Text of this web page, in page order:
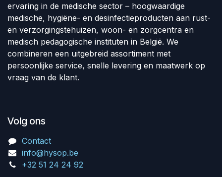
ervaring in de medische sector – hoogwaardige
medische, hygiëne- en desinfectieproducten aan rust-
en verzorgingstehuizen, woon- en zorgcentra en
medisch pedagogische instituten in België. We
combineren een uitgebreid assortiment met
persoonlijke service, snelle levering en maatwerk op
vraag van de klant.
Volg ons
Contact
info@hysop.be
+32 51 24 24 92